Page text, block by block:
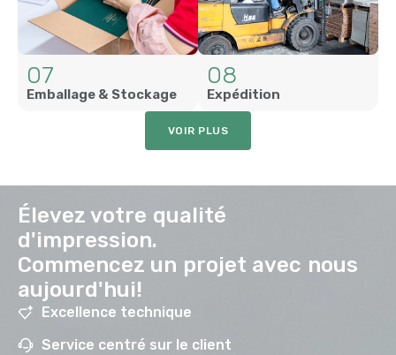
07
Emballage & Stockage
08
Expédition
VOIR PLUS
Élevez votre qualité
d'impression.
Commencez un projet avec nous
aujourd'hui!
Excellence technique
Service centré sur le client